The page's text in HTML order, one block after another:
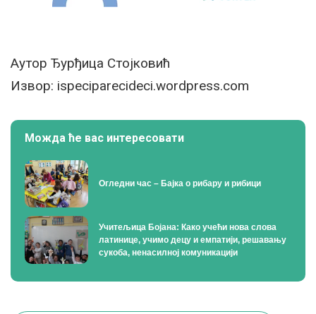
Аутор Ђурђица Стојковић
Извор: ispeciparecideci.wordpress.com
Можда ће вас интересовати
Огледни час – Бајка о рибару и рибици
Учитељица Бојана: Како учећи нова слова
латинице, учимо децу и емпатији, решавању
сукоба, ненасилној комуникацији